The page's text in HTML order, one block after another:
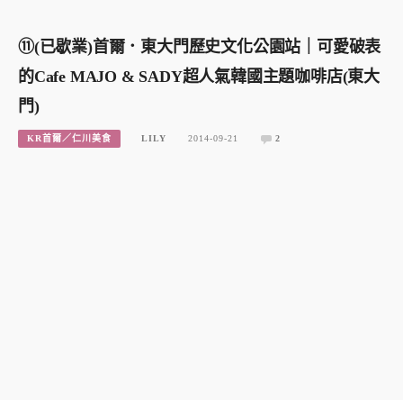
⑪(已歇業)首爾．東大門歷史文化公園站｜可愛破表
的Cafe MAJO & SADY超人氣韓國主題咖啡店(東大
門)
KR首爾／仁川美食 LILY 2014-09-21 2